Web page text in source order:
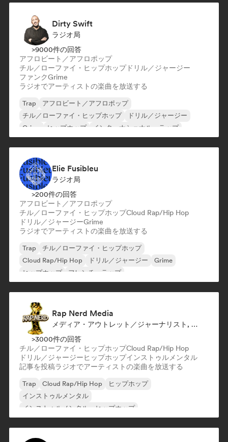
Dirty Swift
ラジオ局
>9000件の回答
アフロビート／アフロポップ
チル／ローファイ・ヒップホップドリル／ジャージー
ファンクGrime
ラジオでアーティストの楽曲を放送する
Trap
アフロビート／アフロポップ
チル／ローファイ・ヒップホップ
ドリル／ジャージー
Grime
ヒップホップ
インターナショナル・ラップ
Elie Fusibleu
ラジオ局
>200件の回答
アフロビート／アフロポップ
チル／ローファイ・ヒップホップCloud Rap/Hip Hop
ドリル／ジャージーGrime
ラジオでアーティストの楽曲を放送する
Trap
チル／ローファイ・ヒップホップ
Cloud Rap/Hip Hop
ドリル／ジャージー
Grime
ヒップホップ
フレンチ・ラップ
Rap Nerd Media
メディア・アウトレット／ジャーナリスト, ラジオ局
>3000件の回答
チル／ローファイ・ヒップホップCloud Rap/Hip Hop
ドリル／ジャージーヒップホップインストゥルメンタル
記事を投稿ラジオでアーティストの楽曲を放送する
Trap Cloud Rap/Hip Hop
ヒップホップ
インストゥルメンタル
インストゥルメンタル・ヒップホップ